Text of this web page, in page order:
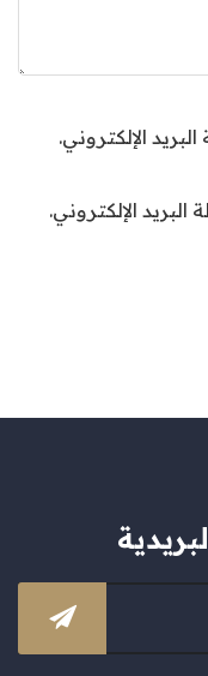
الإلكتروني.
الإلكتروني.